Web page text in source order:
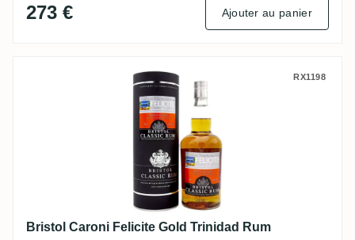
273 € Ajouter au panier
Bristol Caroni Felicite Gold Trinidad Rum
RX1198
Bristol Caroni Felicite Gold Trinidad Rum